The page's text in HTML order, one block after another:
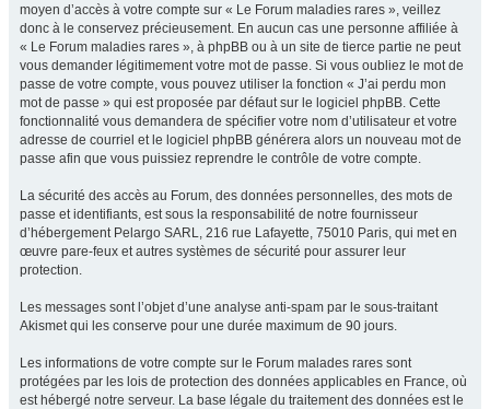
moyen d’accès à votre compte sur « Le Forum maladies rares », veillez
donc à le conservez précieusement. En aucun cas une personne affiliée à
« Le Forum maladies rares », à phpBB ou à un site de tierce partie ne peut
vous demander légitimement votre mot de passe. Si vous oubliez le mot de
passe de votre compte, vous pouvez utiliser la fonction « J’ai perdu mon
mot de passe » qui est proposée par défaut sur le logiciel phpBB. Cette
fonctionnalité vous demandera de spécifier votre nom d’utilisateur et votre
adresse de courriel et le logiciel phpBB générera alors un nouveau mot de
passe afin que vous puissiez reprendre le contrôle de votre compte.
La sécurité des accès au Forum, des données personnelles, des mots de
passe et identifiants, est sous la responsabilité de notre fournisseur
d’hébergement Pelargo SARL, 216 rue Lafayette, 75010 Paris, qui met en
œuvre pare-feux et autres systèmes de sécurité pour assurer leur
protection.
Les messages sont l’objet d’une analyse anti-spam par le sous-traitant
Akismet qui les conserve pour une durée maximum de 90 jours.
Les informations de votre compte sur le Forum malades rares sont
protégées par les lois de protection des données applicables en France, où
est hébergé notre serveur. La base légale du traitement des données est le